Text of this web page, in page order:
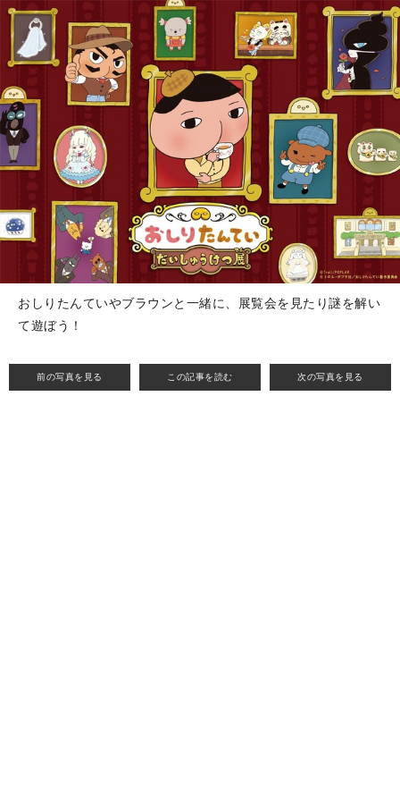
前の写真を見る この記事を読む 次の写真を見る
おしりたんていやブラウンと一緒に、展覧会を見たり謎を解い
て遊ぼう！